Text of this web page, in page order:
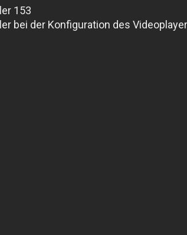
153
bei der Konfiguration des